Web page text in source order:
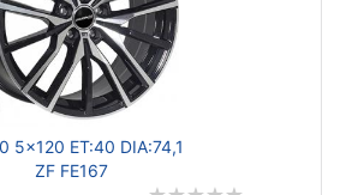
5x120 ET:40 DIA:74,1
ZF FE167